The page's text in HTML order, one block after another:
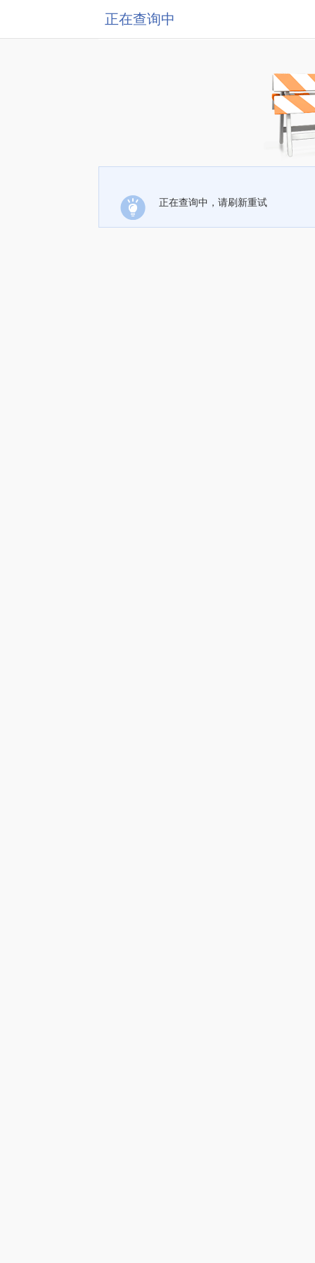
正在查询中
正在查询中，请刷新重试